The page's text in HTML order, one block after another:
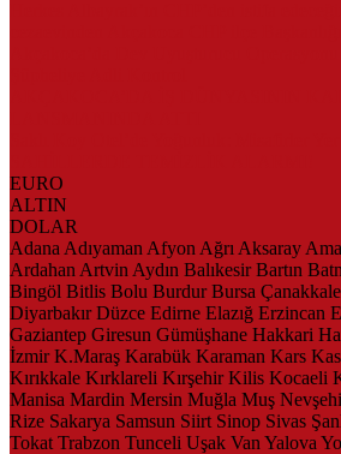
EURO
ALTIN
DOLAR
Adana Adıyaman Afyon Ağrı Aksaray
Ardahan Artvin Aydın Balıkesir Bartın
Bingöl Bitlis Bolu Burdur Bursa Çanakkale
Diyarbakır Düzce Edirne Elazığ Erzincan
Gaziantep Giresun Gümüşhane Hakkari
İzmir K.Maraş Karabük Karaman Kars
Kırıkkale Kırklareli Kırşehir Kilis Kocaeli
Manisa Mardin Mersin Muğla Muş
Rize Sakarya Samsun Siirt Sinop Sivas
Tokat Trabzon Tunceli Uşak Van Yalova